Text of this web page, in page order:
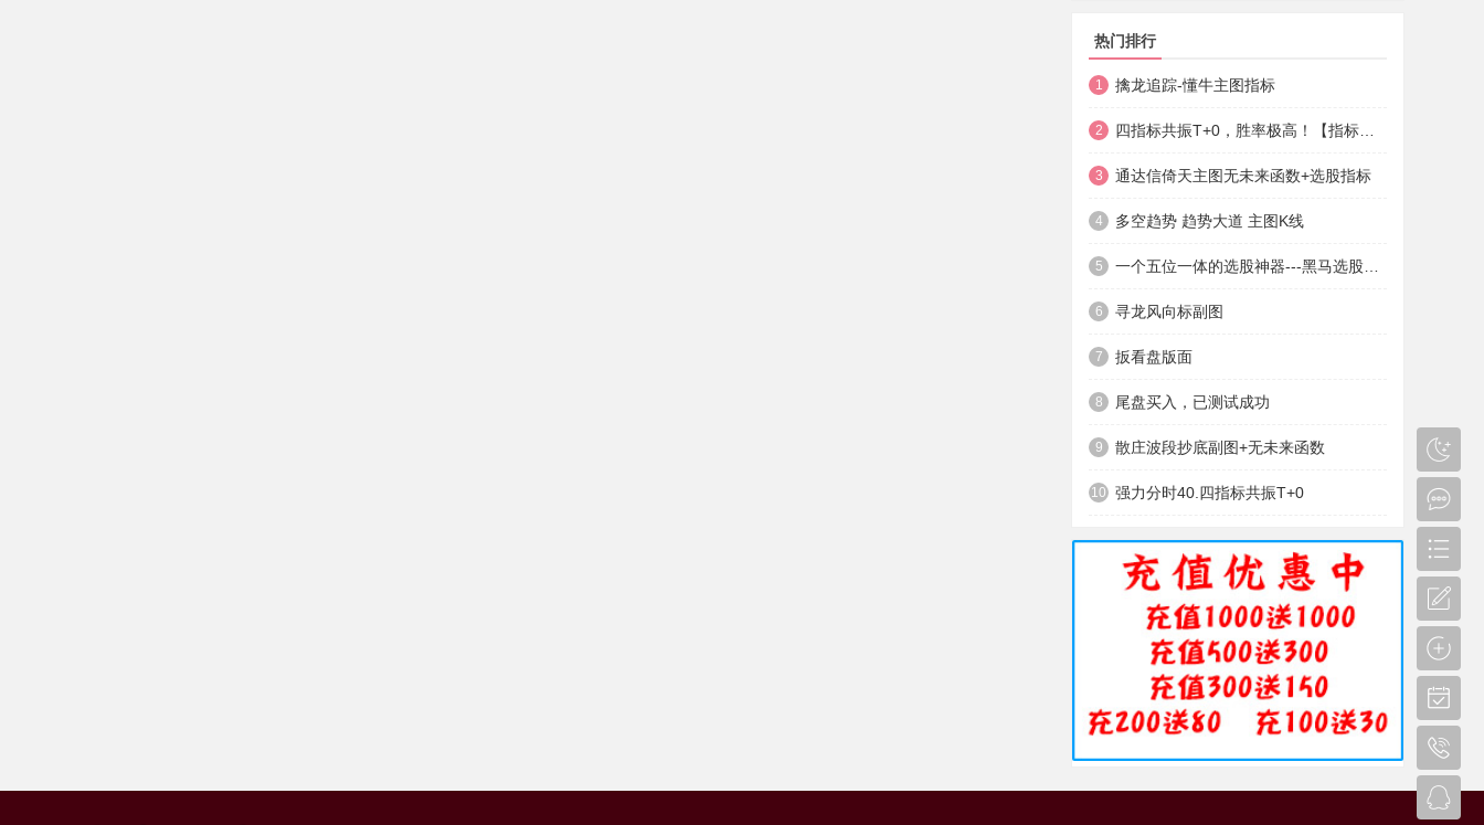
热门排行
1 擒龙追踪-懂牛主图指标
2
3 通达信倚天主图无未来函数+选股指标
4 多空趋势 趋势大道 主图K线
5
6 寻龙风向标副图
7 扳看盘版面
8 尾盘买入，已测试成功
9 散庄波段抄底副图+无未来函数
10 强力分时40.四指标共振T+0